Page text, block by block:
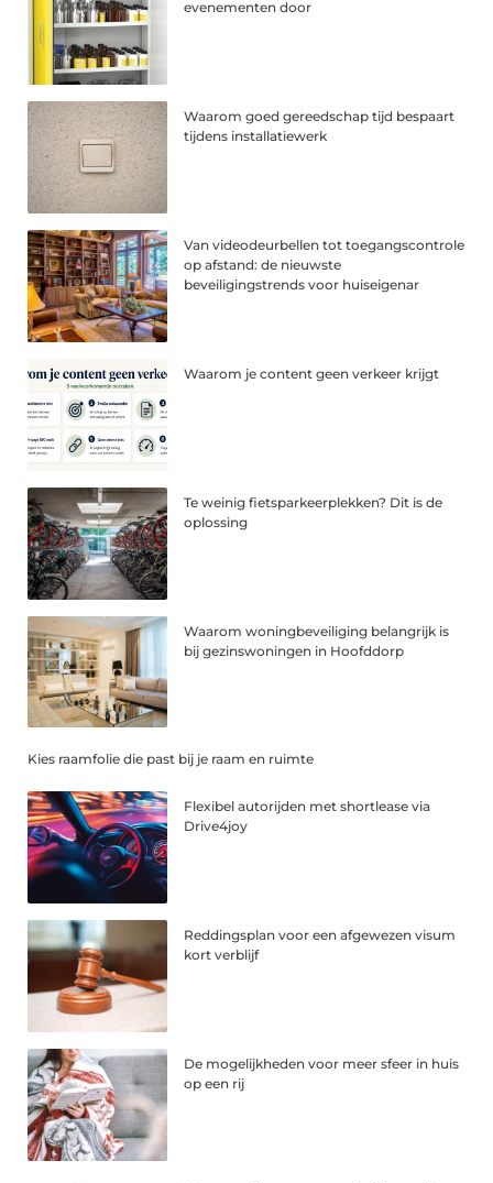
evenementen door
Waarom goed gereedschap tijd bespaart
tijdens installatiewerk
Van videodeurbellen tot toegangscontrole
op afstand: de nieuwste
beveiligingstrends voor huiseigenar
Waarom je content geen verkeer krijgt
Te weinig fietsparkeerplekken? Dit is de
oplossing
Waarom woningbeveiliging belangrijk is
bij gezinswoningen in Hoofddorp
Kies raamfolie die past bij je raam en ruimte
Flexibel autorijden met shortlease via
Drive4joy
Reddingsplan voor een afgewezen visum
kort verblijf
De mogelijkheden voor meer sfeer in huis
op een rij